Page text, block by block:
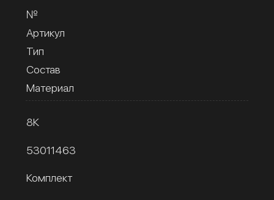
№
Артикул
Тип
Состав
Материал
8К
53011463
Комплект